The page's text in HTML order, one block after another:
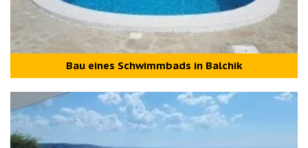
Bau eines Schwimmbads in Balchik